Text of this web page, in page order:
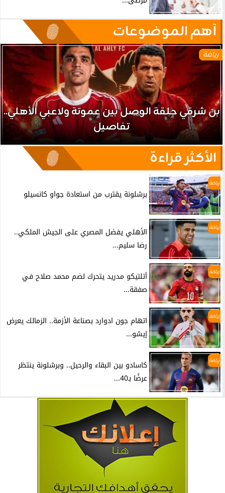
آهم الموضوعات
رياضة
بن شرقي حلقة الوصل بين عموتة ولاعبي الأهلي..
تفاصيل
الأكثر قراءة
رياضة
برشلونة يقترب من استعادة جواو كانسيلو
رياضة
الأهلي يفضل المصري على الجيش الملكي..
رضا سليم...
رياضة
أتلتيكو مدريد يتحرك لضم محمد صلاح في
صفقة...
رياضة
اتهام جون ادوارد بصناعة الأزمة.. الزمالك يعرض
إيشو...
رياضة
كاسادو بين البقاء والرحيل.. وبرشلونة ينتظر
عرضًا بـ40...